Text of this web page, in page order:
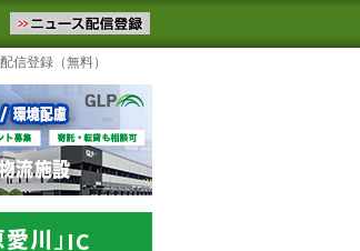
す。物流ニュースメール配信を登録す
よく見るテーマ
信登録（無料）